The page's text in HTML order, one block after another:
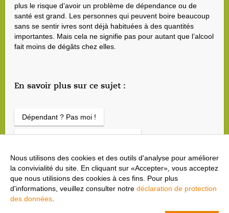
plus le risque d’avoir un problème de dépendance ou de
santé est grand. Les personnes qui peuvent boire beaucoup
sans se sentir ivres sont déjà habituées à des quantités
importantes. Mais cela ne signifie pas pour autant que l’alcool
fait moins de dégâts chez elles.
En savoir plus sur ce sujet :
Dépendant ? Pas moi !
Comment la dépendance s’installe
Les effets de l’alcool sur les femmes et sur les hommes
Nous utilisons des cookies et des outils d'analyse pour améliorer
la convivialité du site. En cliquant sur «Accepter», vous acceptez
que nous utilisions des cookies à ces fins. Pour plus
d'informations, veuillez consulter notre déclaration de protection
des données